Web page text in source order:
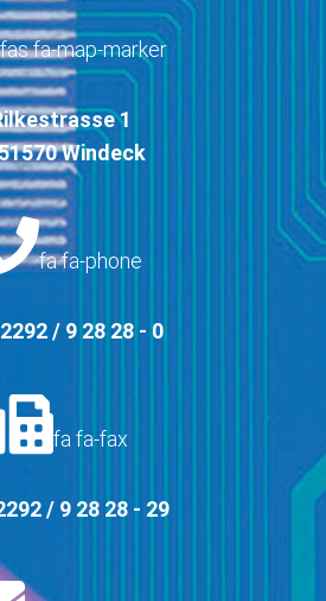
fas fa-map-marker
1
Windeck
fa fa-phone
/ 9 28 28 - 0
fa fa-fax
/ 9 28 28 - 29